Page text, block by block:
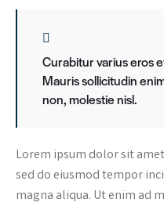
Curabitur varius eros
Mauris sollicitudin
non, molestie nisl.
Lorem ipsum dolor sit
sed do eiusmod tempor
magna aliqua. Ut enim ad